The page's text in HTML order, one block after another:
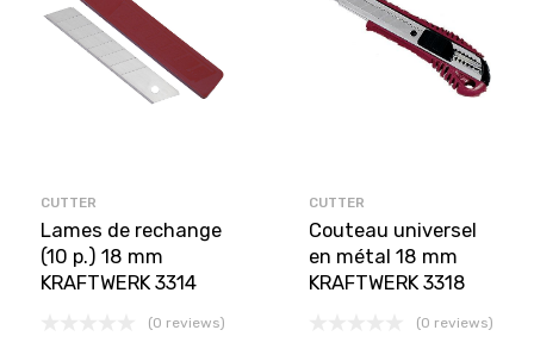
CUTTER
Lames de rechange
(10 p.) 18 mm
KRAFTWERK 3314
(0 reviews)
CUTTER
Couteau universel
en métal 18 mm
KRAFTWERK 3318
(0 reviews)